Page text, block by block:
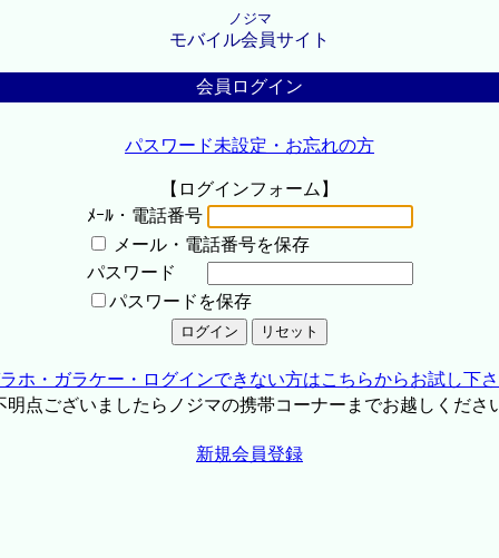
ノジマ
モバイル会員サイト
会員ログイン
パスワード未設定・お忘れの方
【ログインフォーム】
ﾒｰﾙ・電話番号
メール・電話番号を保存
パスワード
パスワードを保存
ホ・ガラケー・ログインできない方はこちらからお試し下
点ございましたらノジマの携帯コーナーまでお越しくださ
新規会員登録